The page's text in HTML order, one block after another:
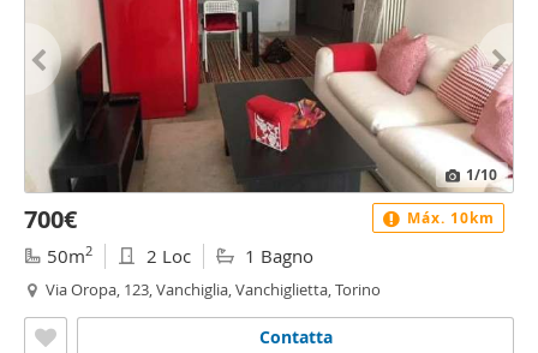
1/10
700€
50m2 2 Loc 1 Bagno
Via Oropa, 123, Vanchiglia, Vanchiglietta, Torino
Contatta
Máx. 10km